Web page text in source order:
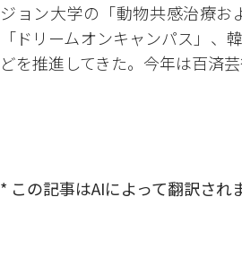
ジョン大学の「動物共感治療
「ドリームオンキャンパス」
どを推進してきた。今年は百済
* この記事はAIによって翻訳され